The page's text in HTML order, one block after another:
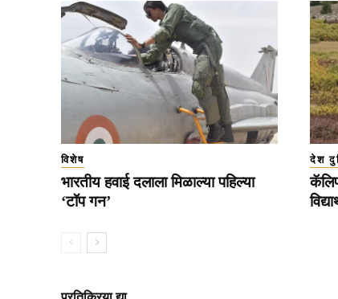
विशेष
भारतीय हवाई दलाला मिळाल्या पहिल्या
‘टॉप गन’
देश